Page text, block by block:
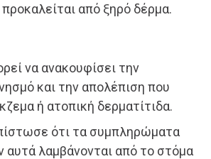
από ξηρό δέρμα.
να ανακουφίσει την
και την απολέπιση που
ή ατοπική δερματίτιδα.
ότι τα συμπληρώματα
αυτά λαμβάνονται από το στόμα